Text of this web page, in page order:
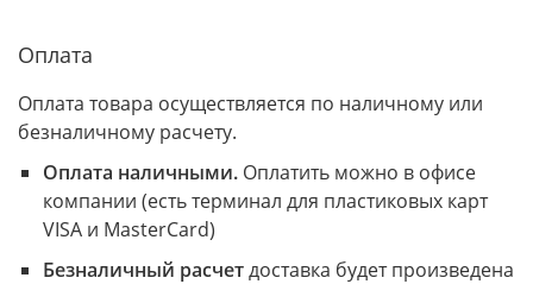
Оплата
Оплата товара осуществляется по наличному или
безналичному расчету.
Оплата наличными. Оплатить можно в офисе
компании (есть терминал для пластиковых карт
VISA и MasterCard)
Безналичный расчетдоставка будет произведена